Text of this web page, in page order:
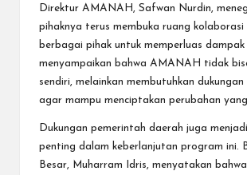
Direktur AMANAH, Safwan Nurdin,
pihaknya terus membuka ruang kolaborasi
berbagai pihak untuk memperluas
menyampaikan bahwa AMANAH tidak
sendiri, melainkan membutuhkan
agar mampu menciptakan perubahan yang
Dukungan pemerintah daerah juga
penting dalam keberlanjutan program ini.
Besar, Muharram Idris, menyatakan